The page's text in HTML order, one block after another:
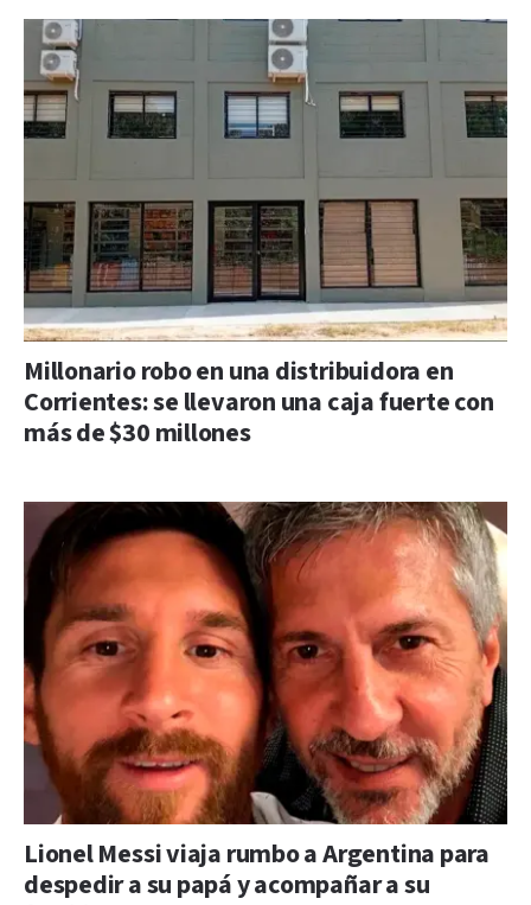
Millonario robo en una distribuidora en
Corrientes: se llevaron una caja fuerte con
más de $30 millones
Lionel Messi viaja rumbo a Argentina para
despedir a su papá y acompañar a su